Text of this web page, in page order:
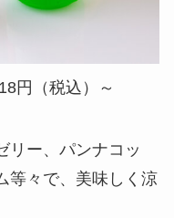
円（税込）～
リー、パンナコッ
等々で、美味しく涼